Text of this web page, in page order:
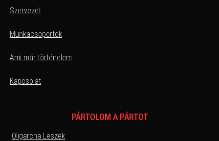
Szervezet
Munkacsoportok
Ami már történelem
Kapcsolat
PÁRTOLOM A PÁRTOT
Oligarcha Leszek